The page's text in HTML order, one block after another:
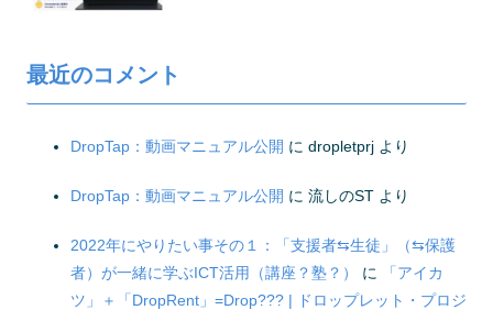
最近のコメント
DropTap：動画マニュアル公開 に dropletprj より
DropTap：動画マニュアル公開 に 流しのST より
2022年にやりたい事その１：「支援者⇆生徒」（⇆保護
者）が一緒に学ぶICT活用（講座？塾？）
に
「アイカ
ツ」＋「DropRent」=Drop??? | ドロップレット・プロジ